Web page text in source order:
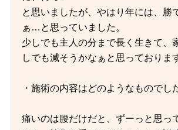
と思いましたが、やはり年には、勝
ぁ…と思っていました。
少しでも主人の分まで長く生きて、
しでも減そうかなぁと思っておりま
・施術の内容はどのようなものでし
痛いのは腰だけだと、ずーっと思っ